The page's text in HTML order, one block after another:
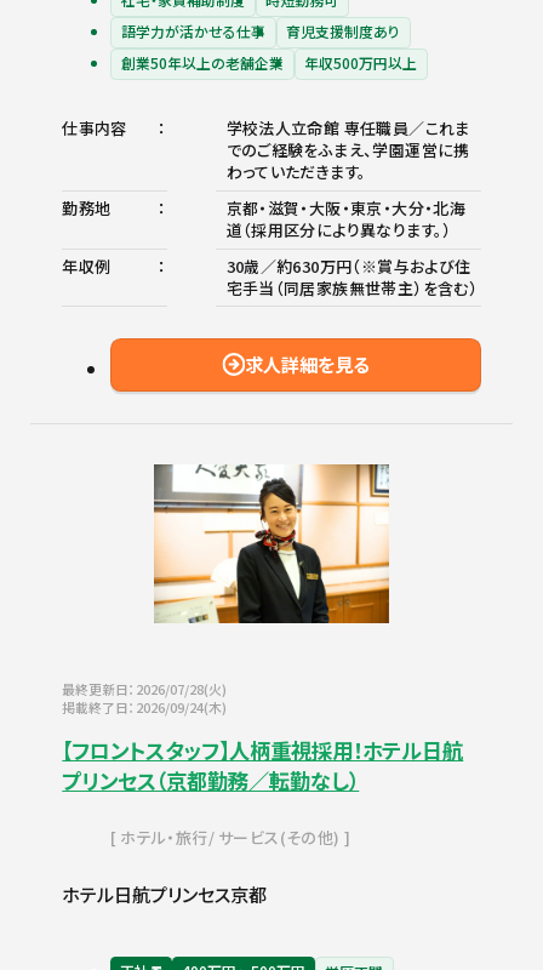
語学力が活かせる仕事
育児支援制度あり
創業50年以上の老舗企業
年収500万円以上
仕事内容
学校法人立命館 専任職員／これま
でのご経験をふまえ、学園運営に携
わっていただきます。
勤務地
京都・滋賀・大阪・東京・大分・北海
道（採用区分により異なります。）
年収例
30歳／約630万円（※賞与および住
宅手当（同居家族無世帯主）を含む）
求人詳細を見る
最終更新日：2026/07/28(火)
掲載終了日：2026/09/24(木)
【フロントスタッフ】人柄重視採用！ホテル日航
プリンセス（京都勤務／転勤なし）
ホテル・旅行 サービス(その他)
ホテル日航プリンセス京都